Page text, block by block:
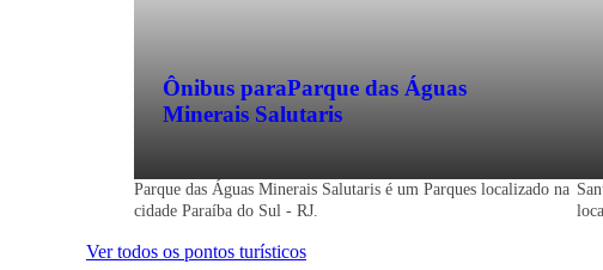
Ônibus paraParque das Águas
Minerais Salutaris
Parque das Águas Minerais Salutaris é um Parques localizado na
cidade Paraíba do Sul - RJ.
Ver todos os pontos turísticos